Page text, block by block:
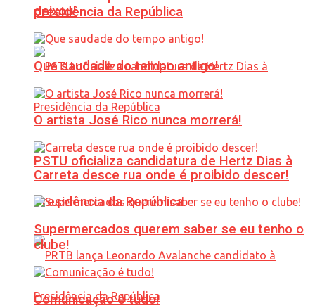
presidência da República
PSTU oficializa candidatura de Hertz Dias à
Presidência da República
deixou!
Que saudade do tempo antigo!
O artista José Rico nunca morrerá!
Carreta desce rua onde é proibido descer!
Supermercados querem saber se eu tenho o
clube!
Comunicação é tudo!